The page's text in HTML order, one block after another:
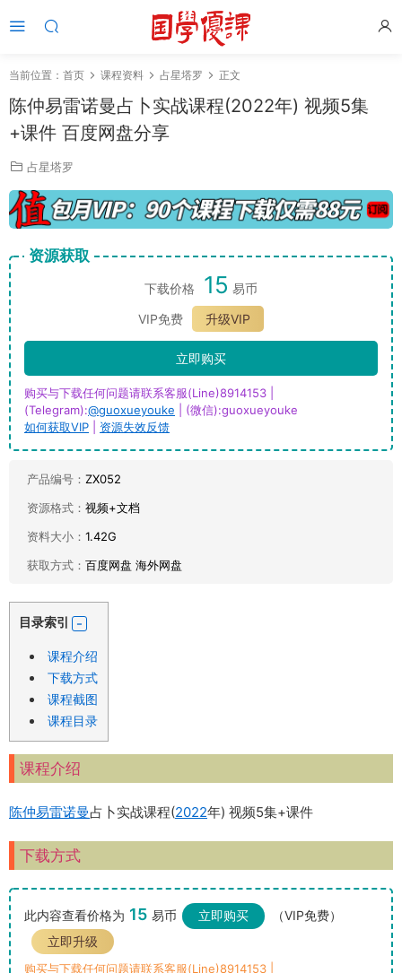
当前位置： 首页 课程资料 占星塔罗 正文
陈仲易雷诺曼占卜实战课程(2022年) 视频5集
+课件 百度网盘分享
占星塔罗
资源获取
下载价格 15 易币
VIP免费
升级VIP
立即购买
购买与下载任何问题请联系客服(Line)8914153 |
(Telegram):@guoxueyouke | (微信):guoxueyouke
如何获取VIP
资源失效反馈
产品编号： ZX052
资源格式： 视频+文档
资料大小： 1.42G
获取方式： 百度网盘 海外网盘
目录索引
课程介绍
下载方式
课程截图
课程目录
课程介绍
陈仲易雷诺曼占卜实战课程(2022年) 视频5集+课件
下载方式
此内容查看价格为 15 易币 立即购买
（VIP免费）
立即升级
购买与下载任何问题请联系客服(Line)8914153 |